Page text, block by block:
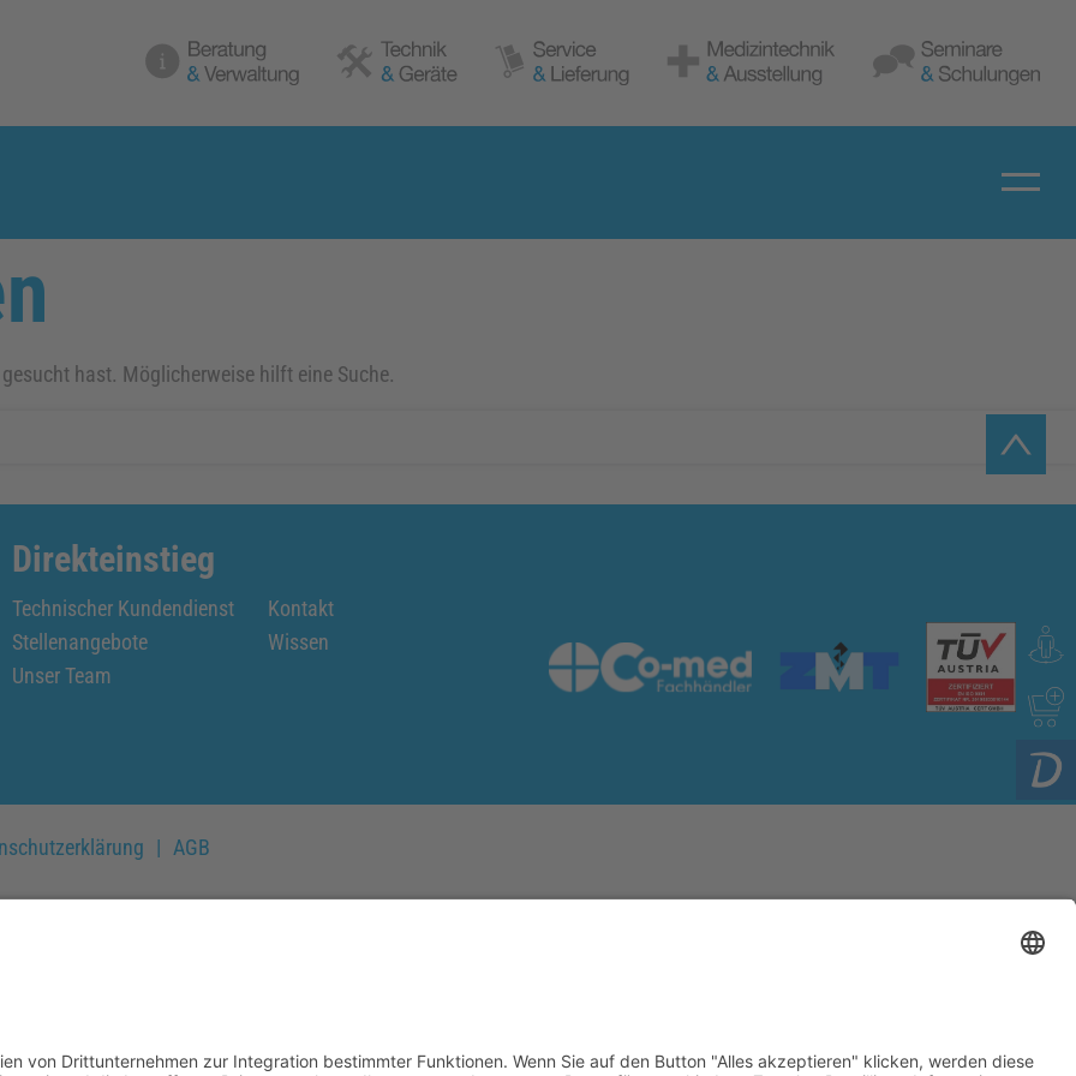
hast. Möglicherweise hilft eine Suche.
Direkteinstieg
Technischer Kundendienst
Stellenangebote
Unser Team
Kontakt
Wissen
AGB